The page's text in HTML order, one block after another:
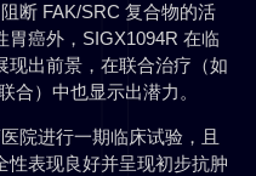
断 FAK/SRC 复合物的活
胃癌外，SIGX1094R 在临
现出前景，在联合治疗（如
合）中也显示出潜力。
院进行一期临床试验，且
性表现良好并呈现初步抗肿